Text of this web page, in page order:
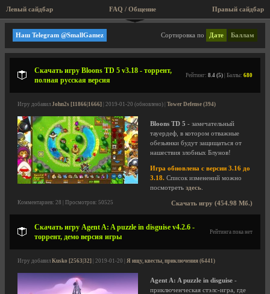
Левый сайдбар Правый сайдбар
FAQ / Общение
Мини игры, аркады, старые игры!
Сортировка по Дате Баллам
Наш Telegram @SmallGamez
Скачать игру Bloons TD 5 v3.18 - торрент,
полная русская версия
Рейтинг: 8.4 (5) | Баллы: 680
Игру добавил John2s [11866|1666] | 2019-01-20 (обновлено) | Tower Defense (394)
Bloons TD 5 - замечательный
тауердеф, в котором отважные
обезьянки будут защищаться от
нашествия злобных Блунов!
Игра обновлена с версии 3.16 до
3.18. Список изменений можно
посмотреть здесь
Скачать игру (454.98 Мб.)
Комментариев: 28 | Просмотров: 50525
Скачать игру Agent A: A puzzle in disguise v4.2.6 -
торрент, демо версия игры
Рейтинга пока нет
Игру добавил Kusko [2563|32] | 2019-01-20 | Я ищу, квесты, приключения (6441)
Agent A: A puzzle in disguise -
приключенческая стэлс-игра, где